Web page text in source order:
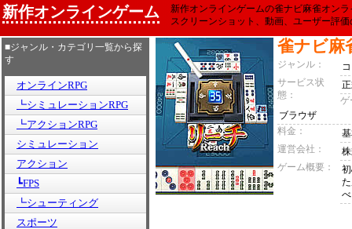
新作オンラインゲーム
新作オンラインゲームの雀ナビ麻雀オン
スクリーンショット、動画、ユーザー評
■ジャンル・カテゴリ一覧から探
す
オンラインRPG
┗シミュレーションRPG
┗アクションRPG
シミュレーション
アクション
┗FPS
┗シューティング
スポーツ
雀ナビ麻
ジャンル：
サービス状
態：
ゲ
ブラウザ
料金：
運営会社：
ゲーム概要：